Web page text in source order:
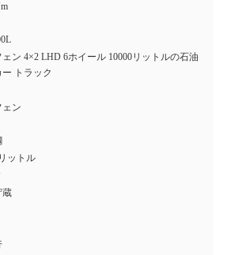
ェン 4×2 LHD 6ホイール 10000リットルの石油
ー トラック
ェン
ットル
蔵